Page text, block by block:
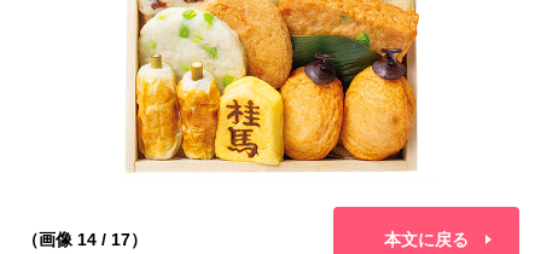
（画像 14 / 17） 本文に戻る